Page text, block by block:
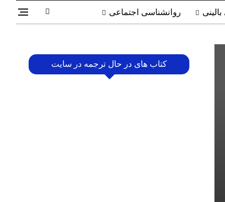
روانشناسی اجتماعی
کتاب های در حال ترجمه در سایت